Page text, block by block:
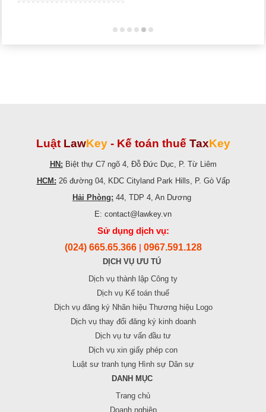
Luật LawKey - Kế toán thuế TaxKey
HN: Biệt thự C7 ngõ 4, Đỗ Đức Dục, P. Từ Liêm
HCM: 26 đường 04, KDC Cityland Park Hills, P. Gò Vấp
Hải Phòng: 44, TDP 4, An Dương
E: contact@lawkey.vn
Sử dụng dịch vụ:
(024) 665.65.366 0967.591.128
DỊCH VỤ ƯU TÚ
Dịch vụ thành lập Công ty
Dịch vụ Kế toán thuế
Dịch vụ đăng ký Nhãn hiệu Thương hiệu Logo
Dịch vụ thay đổi đăng ký kinh doanh
Dịch vụ tư vấn đầu tư
Dịch vụ xin giấy phép con
Luật sư tranh tụng Hình sự Dân sự
DANH MỤC
Trang chủ
Doanh nghiệp